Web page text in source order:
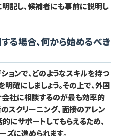
記し、候補者にも事前に説明し
る場合、何から始めるべき
ョンで、どのようなスキルを持つ
確にしましょう。その上で、外国
社に相談するのが最も効率的
スクリーニング、面接のアレン
にサポートしてもらえるため、
に進められます。